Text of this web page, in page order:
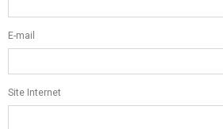
E-mail
Site Internet